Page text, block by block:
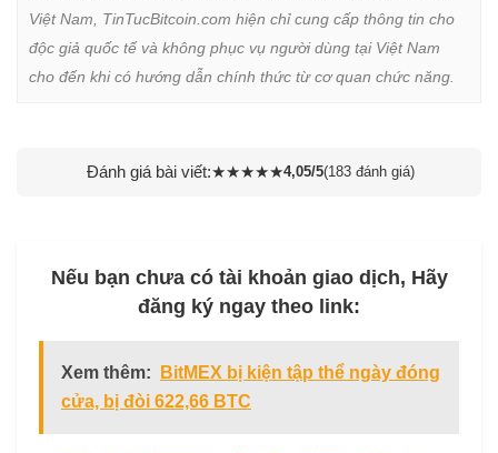
Việt Nam, TinTucBitcoin.com hiện chỉ cung cấp thông tin cho
độc giả quốc tế và không phục vụ người dùng tại Việt Nam
cho đến khi có hướng dẫn chính thức từ cơ quan chức năng.
Đánh giá bài viết:★★★★★4,05/5(183 đánh giá)
Nếu bạn chưa có tài khoản giao dịch, Hãy
đăng ký ngay theo link:
Xem thêm:
BitMEX bị kiện tập thể ngày đóng
cửa, bị đòi 622,66 BTC